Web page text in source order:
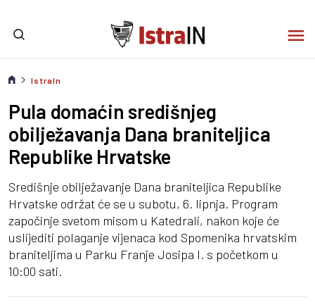
IstraIn
Pula domaćin središnjeg
obilježavanja Dana braniteljica
Republike Hrvatske
Središnje obilježavanje Dana braniteljica Republike
Hrvatske održat će se u subotu, 6. lipnja. Program
započinje svetom misom u Katedrali, nakon koje će
uslijediti polaganje vijenaca kod Spomenika hrvatskim
braniteljima u Parku Franje Josipa I. s početkom u
10:00 sati.